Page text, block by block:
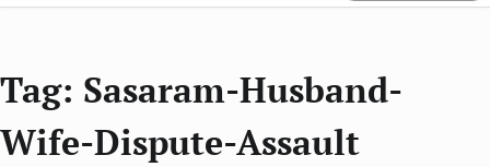
Tag: Sasaram-Husband-
Wife-Dispute-Assault